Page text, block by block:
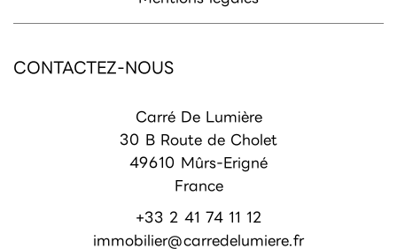
CONTACTEZ-NOUS
Carré De Lumière
30 B Route de Cholet
49610 Mûrs-Erigné
France
+33 2 41 74 11 12
immobilier@carredelumiere.fr